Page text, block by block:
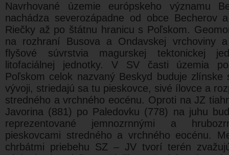
Navrhované územie európskeho významu
nachádza severozápadne od obce Becherov
Riečky až po štátnu hranicu s Poľskom.
na rozhraní Busova a Ondavskej vrchoviny
flyšové súvrstvia magurskej tektonickej
litofaciálnej jednotky. V SV časti územia
Poľskom celok nazvaný Beskyd buduje zlínske
vývoji, striedajú sa tu pieskovce, sivé ílovce a
stredného a vrchného eocénu. Oproti na JZ
Javorina (881) po Paledovku (778) na juhu
reprezentované jemnozrnnými a
pieskovcami stredného a vrchného eocénu.
chrbátmi priebehu SZ – JV tvorí terén